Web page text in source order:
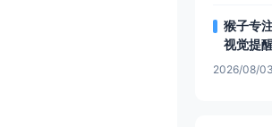
猴子专
视觉提
提升注意
2026/08/03